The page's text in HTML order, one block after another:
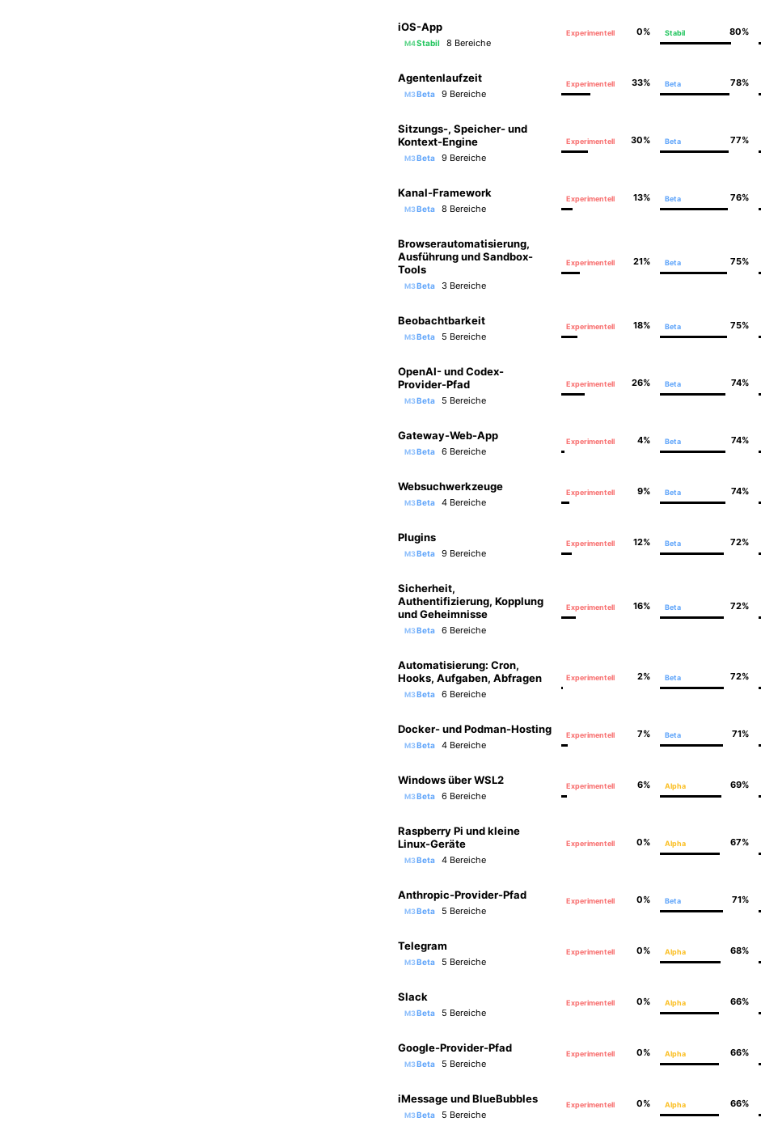
iOS-App
M4Stabil 8 Bereiche
Experimentell 0% Stabil 80%
Agentenlaufzeit
M3Beta 9 Bereiche
Experimentell 33% Beta 78%
Sitzungs-, Speicher- und
Kontext-Engine
M3Beta 9 Bereiche
Experimentell 30% Beta 77%
Kanal-Framework
M3Beta 8 Bereiche
Experimentell 13% Beta 76%
Browserautomatisierung,
Ausführung und Sandbox-
Tools
M3Beta 3 Bereiche
Experimentell 21% Beta 75%
Beobachtbarkeit
M3Beta 5 Bereiche
Experimentell 18% Beta 75%
OpenAI- und Codex-
Provider-Pfad
M3Beta 5 Bereiche
Experimentell 26% Beta 74%
Gateway-Web-App
M3Beta 6 Bereiche
Experimentell 4% Beta 74%
Websuchwerkzeuge
M3Beta 4 Bereiche
Experimentell 9% Beta 74%
Plugins
M3Beta 9 Bereiche
Experimentell 12% Beta 72%
Sicherheit,
Authentifizierung, Kopplung
und Geheimnisse
M3Beta 6 Bereiche
Experimentell 16% Beta 72%
Automatisierung: Cron,
Hooks, Aufgaben, Abfragen
M3Beta 6 Bereiche
Experimentell 2% Beta 72%
Docker- und Podman-Hosting
M3Beta 4 Bereiche
Experimentell 7% Beta 71%
Windows über WSL2
M3Beta 6 Bereiche
Experimentell 6% Alpha 69%
Raspberry Pi und kleine
Linux-Geräte
M3Beta 4 Bereiche
Experimentell 0% Alpha 67%
Anthropic-Provider-Pfad
M3Beta 5 Bereiche
Experimentell 0% Beta 71%
Telegram
M3Beta 5 Bereiche
Experimentell 0% Alpha 68%
Slack
M3Beta 5 Bereiche
Experimentell 0% Alpha 66%
Google-Provider-Pfad
M3Beta 5 Bereiche
Experimentell 0% Alpha 66%
iMessage und BlueBubbles
M3Beta 5 Bereiche
Experimentell 0% Alpha 66%